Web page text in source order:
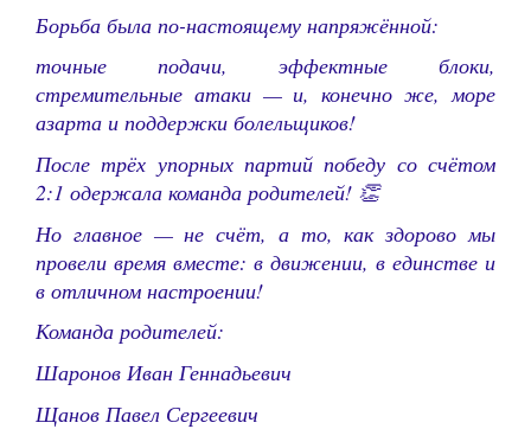
Борьба была по-настоящему напряжённой:
точные подачи, эффектные блоки,
стремительные атаки — и, конечно же, море
азарта и поддержки болельщиков!
После трёх упорных партий победу со счётом
2:1 одержала команда родителей! 👏
Но главное — не счёт, а то, как здорово мы
провели время вместе: в движении, в единстве и
в отличном настроении!
Команда родителей:
Шаронов Иван Геннадьевич
Щанов Павел Сергеевич